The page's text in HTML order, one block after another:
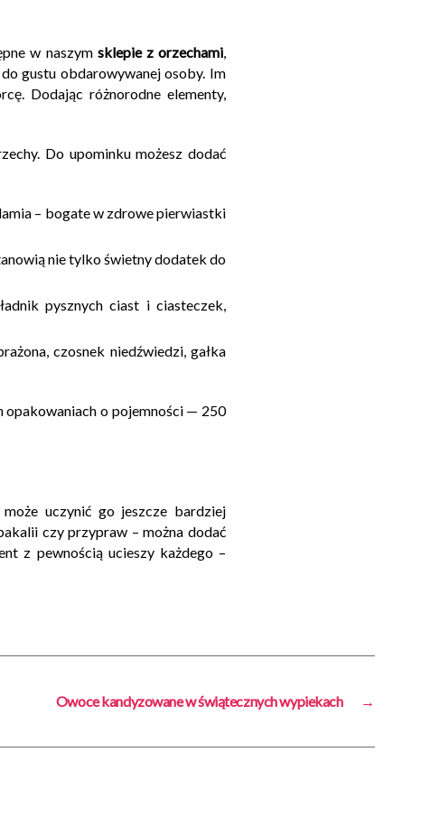
w naszym sklepie z orzechami,
gustu obdarowywanej osoby. Im
Dodając różnorodne elementy,
Do upominku możesz dodać
– bogate w zdrowe pierwiastki
nie tylko świetny dodatek do
pysznych ciast i ciasteczek,
czosnek niedźwiedzi, gałka
opakowaniach o pojemności — 250
uczynić go jeszcze bardziej
czy przypraw – można dodać
z pewnością ucieszy każdego –
→
Owoce kandyzowane w świątecznych wypiekach